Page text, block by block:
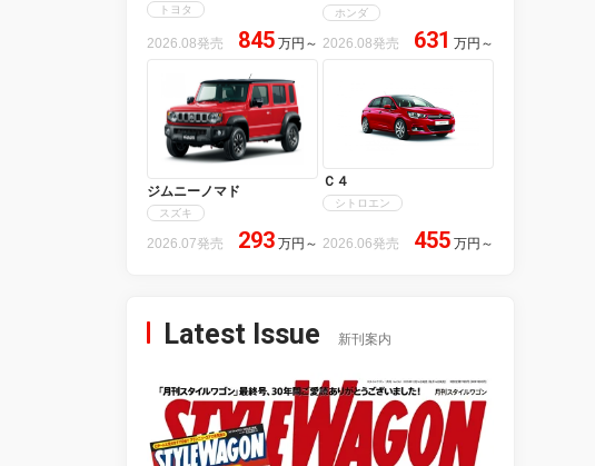
トヨタ
2026.08発売 845 万円 ～
ホンダ
2026.08発売 631 万円 ～
ジムニーノマド
スズキ
2026.07発売 293 万円 ～
Ｃ４
シトロエン
2026.06発売 455 万円 ～
Latest Issue 新刊案内